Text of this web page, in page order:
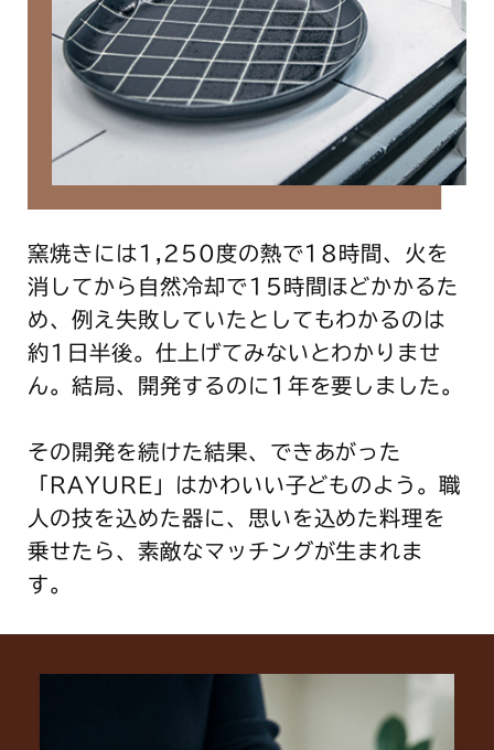
窯焼きには1,250度の熱で18時間、火を
消してから自然冷却で15時間ほどかかるた
め、例え失敗していたとしてもわかるのは
約1日半後。仕上げてみないとわかりませ
ん。結局、開発するのに1年を要しました。
その開発を続けた結果、できあがった
「RAYURE」はかわいい子どものよう。職
人の技を込めた器に、思いを込めた料理を
乗せたら、素敵なマッチングが生まれま
す。